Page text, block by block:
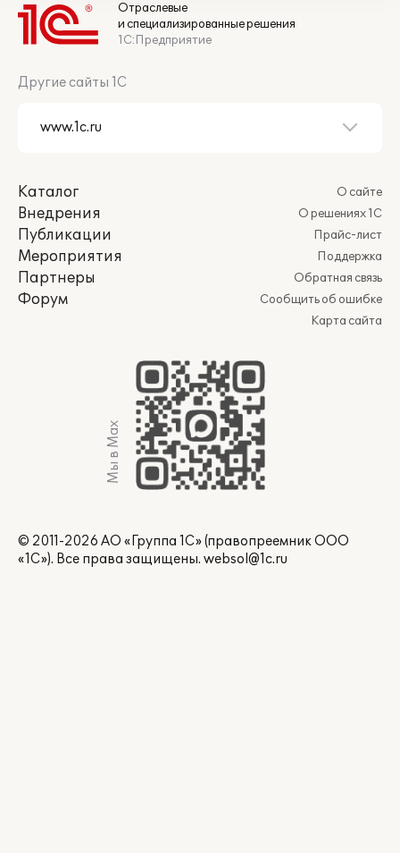
Отраслевые
и специализированные решения
1С:Предприятие
Другие сайты 1С
Каталог
Внедрения
Публикации
Мероприятия
Партнеры
Форум
О сайте
О решениях 1С
Прайс-лист
Поддержка
Обратная связь
Сообщить об ошибке
Карта сайта
Мы в Max
© 2011-2026 АО «Группа 1С» (правопреемник ООО
«1С»). Все права защищены. websol@1c.ru